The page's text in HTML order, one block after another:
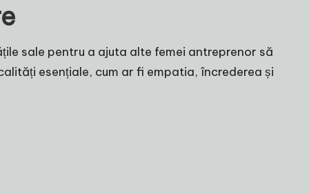
sale pentru a ajuta alte femei antreprenor să
esențiale, cum ar fi empatia, încrederea și